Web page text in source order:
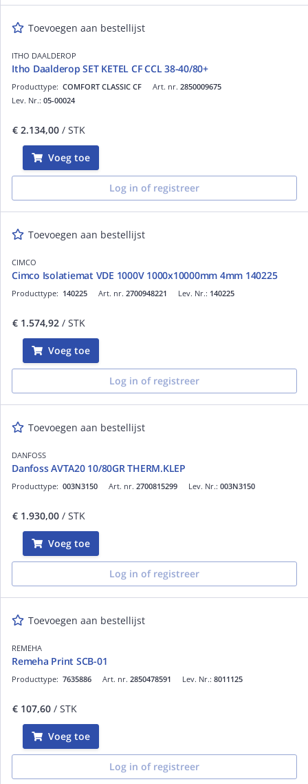
Toevoegen aan bestellijst
ITHO DAALDEROP
Itho Daalderop SET KETEL CF CCL 38-40/80+
Art. nr. 2850009675
Producttype: COMFORT CLASSIC CF
Lev. Nr.: 05-00024
€ 2.134,00 / STK
Voeg toe
Log in of registreer
Toevoegen aan bestellijst
CIMCO
Cimco Isolatiemat VDE 1000V 1000x10000mm 4mm 140225
Art. nr. 2700948221
Producttype: 140225 Lev. Nr.: 140225
€ 1.574,92 / STK
Voeg toe
Log in of registreer
Toevoegen aan bestellijst
DANFOSS
Danfoss AVTA20 10/80GR THERM.KLEP
Art. nr. 2700815299
Producttype: 003N3150 Lev. Nr.: 003N3150
€ 1.930,00 / STK
Voeg toe
Log in of registreer
Toevoegen aan bestellijst
REMEHA
Remeha Print SCB-01
Art. nr. 2850478591
Producttype: 7635886 Lev. Nr.: 8011125
€ 107,60 / STK
Voeg toe
Log in of registreer